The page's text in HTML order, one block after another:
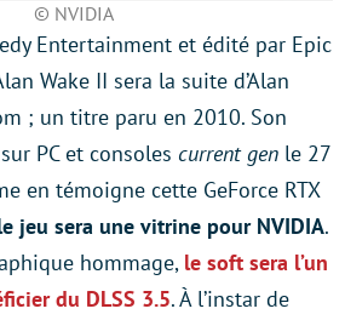
© NVIDIA
Entertainment et édité par Epic
Wake II sera la suite d’Alan
; un titre paru en 2010. Son
PC et consoles current gen le 27
en témoigne cette GeForce RTX
jeu sera une vitrine pour NVIDIA.
hommage, le soft sera l’un
du DLSS 3.5. À l’instar de